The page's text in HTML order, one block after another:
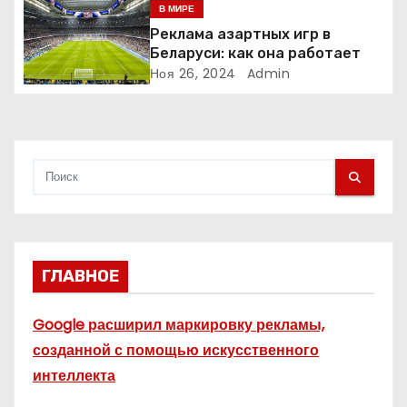
и
с
рекламы?
В МИРЕ
Реклама азартных игр в
Беларуси: как она работает
Ноя 26, 2024 Admin
ГЛАВНОЕ
Google расширил маркировку рекламы,
созданной с помощью искусственного
интеллекта